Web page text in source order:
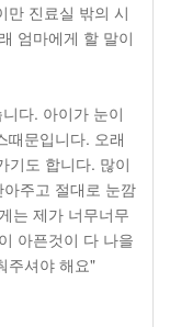
만 진료실 밖의 시
엄마에게 할 말이
다. 아이가 눈이
때문입니다. 오래
기도 합니다. 많이
주고 절대로 눈깜
는 제가 너무너무
아픈것이 다 나을
주셔야 해요"